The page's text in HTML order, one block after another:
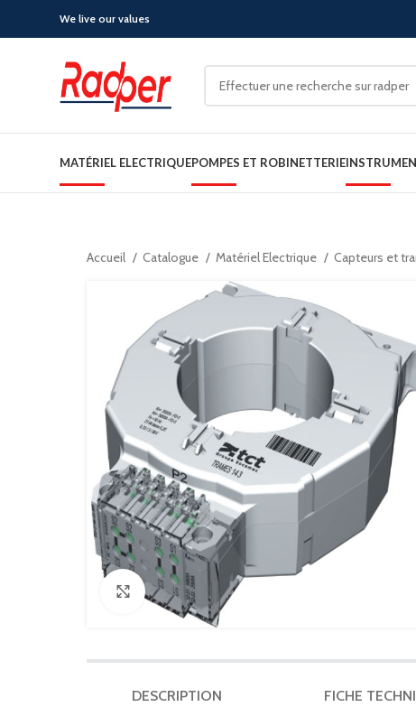
We live our values
MATÉRIEL ELECTRIQUEPOMPES ET ROBINETTERIE
Accueil Catalogue Matériel Electrique Capteurs et
Click to enlarge
DESCRIPTION FICHE